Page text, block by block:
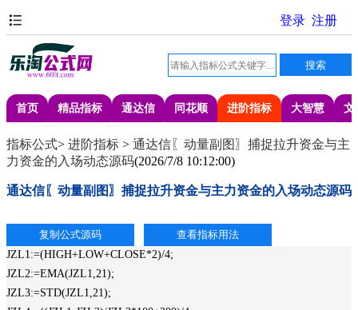
首页 精品指标 通达信 同花顺 进阶指标 大智慧 文
指标公式> 进阶指标 > 通达信〖动量副图〗捕捉拉升资金与主
力资金的入场动态源码(2026/7/8 10:12:00)
通达信〖动量副图〗捕捉拉升资金与主力资金的入场动态源码
JZL1:=(HIGH+LOW+CLOSE*2)/4;
JZL2:=EMA(JZL1,21);
JZL3:=STD(JZL1,21);